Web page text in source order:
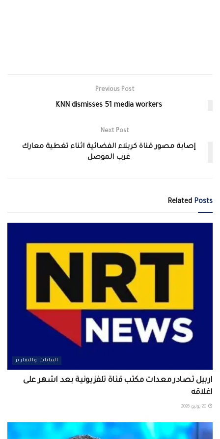
Previous Post
KNN dismisses 51 media workers
Next Post
إصابة مصور قناة كربلاء الفضائية اثناء تغطية معارك
غرب الموصل
Related Posts
البيانات والتقارير
اربيل تصادر معدات مكتب قناة تلفزيونية بعد اشهر على
اغلاقه